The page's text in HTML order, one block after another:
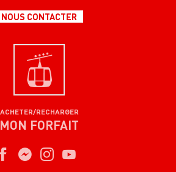
NOUS CONTACTER
ACHETER/RECHARGER
MON FORFAIT